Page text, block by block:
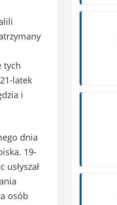
tych
latek
i
dnia
19-
osób